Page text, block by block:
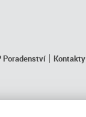
Poradenství Kontakty